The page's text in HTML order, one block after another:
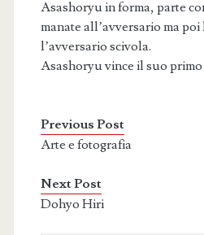
Asashoryu in forma, parte
manate all’avversario ma
l’avversario scivola.
Asashoryu vince il suo
Previous Post
Arte e fotografia
Next Post
Dohyo Hiri